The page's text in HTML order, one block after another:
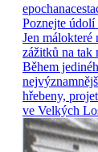
Poznejte
Jen
zážitků na tak
Během
hřebeny,
ve Velkých